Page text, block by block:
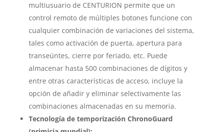
multiusuario de CENTURION permite que un
control remoto de múltiples botones funcione con
cualquier combinación de variaciones del sistema,
tales como activación de puerta, apertura para
transeúntes, cierre por feriado, etc. Puede
almacenar hasta 500 combinaciones de dígitos y
entre otras características de acceso, incluye la
opción de añadir y eliminar selectivamente las
combinaciones almacenadas en su memoria.
Tecnología de temporización ChronoGuard